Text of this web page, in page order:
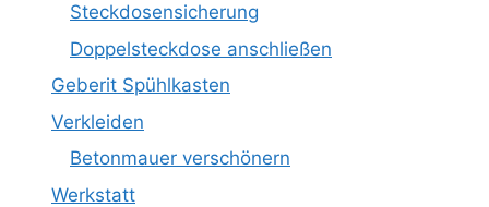
Steckdosensicherung
Doppelsteckdose anschließen
Geberit Spühlkasten
Verkleiden
Betonmauer verschönern
Werkstatt